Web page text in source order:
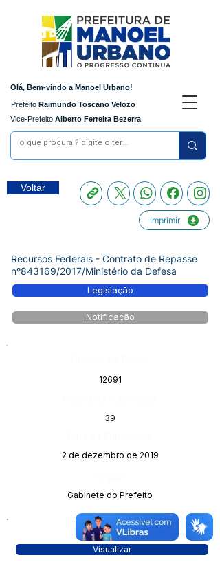
Olá, Bem-vindo a Manoel Urbano!
Prefeito Raimundo Toscano Velozo
Vice-Prefeito Alberto Ferreira Bezerra
Voltar
Imprimir
Recursos Federais - Contrato de Repasse
nº843169/2017/Ministério da Defesa
Legislação
Notificação
12691
39
2 de dezembro de 2019
Gabinete do Prefeito
Visualizar